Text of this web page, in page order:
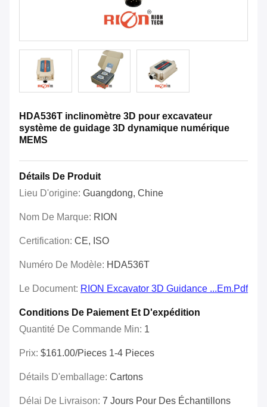
HDA536T inclinomètre 3D pour excavateur
système de guidage 3D dynamique numérique
MEMS
Détails De Produit
Lieu D'origine: Guangdong, Chine
Nom De Marque: RION
Certification: CE, ISO
Numéro De Modèle: HDA536T
Le Document: RION Excavator 3D Guidance ...em.pdf
Conditions De Paiement Et D'expédition
Quantité De Commande Min: 1
Prix: $161.00/Pieces 1-4 Pieces
Détails D'emballage: Cartons
Délai De Livraison: 7 Jours Pour Des Échantillons